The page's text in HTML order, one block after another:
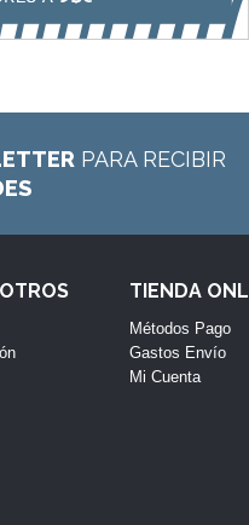
PARA RECIBIR
TIENDA
Métodos Pago
Gastos Envío
Mi Cuenta